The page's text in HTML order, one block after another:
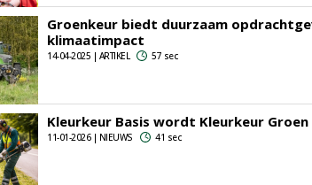
Groenkeur biedt duurzaam
klimaatimpact
14-04-2025 | ARTIKEL 57 sec
Kleurkeur Basis wordt Kleurkeur Groen
11-01-2026 | NIEUWS 41 sec